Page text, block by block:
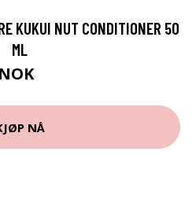
KUKUI NUT CONDITIONER 50
ML
NÅ